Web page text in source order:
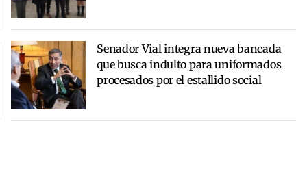
Senador Vial integra nueva bancada
que busca indulto para uniformados
procesados por el estallido social